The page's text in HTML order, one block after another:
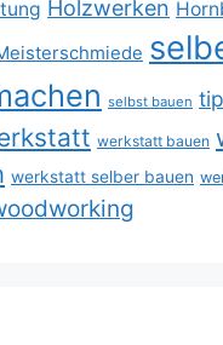
Holzwerken
selbst bauen
werkstatt bauen
werkstatt selber bauen